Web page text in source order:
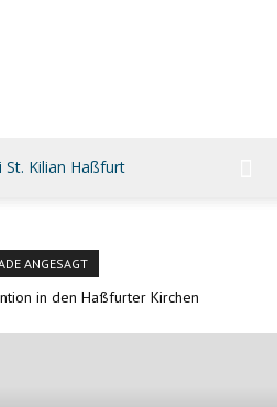
ANGESAGT
in den Haßfurter Kirchen